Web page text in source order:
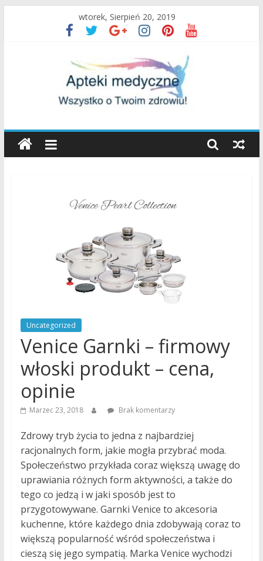
wtorek, Sierpień 20, 2019
Apteki
Medyczne
pasja!Uncategorized
Venice Garnki – firmowy
włoski produkt – cena,
opinie
Marzec 23, 2018 Brak komentarzy
Zdrowy tryb życia to jedna z najbardziej
racjonalnych form, jakie mogła przybrać moda.
Społeczeństwo przykłada coraz większą uwagę do
uprawiania różnych form aktywności, a także do
tego co jedzą i w jaki sposób jest to
przygotowywane. Garnki Venice to akcesoria
kuchenne, które każdego dnia zdobywają coraz to
większą popularność wśród społeczeństwa i
cieszą się jego sympatią. Marka Venice wychodzi